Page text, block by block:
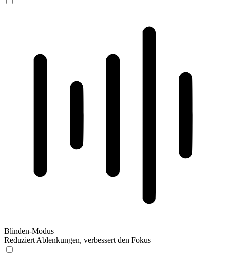
Blinden-Modus
Reduziert Ablenkungen, verbessert den Fokus